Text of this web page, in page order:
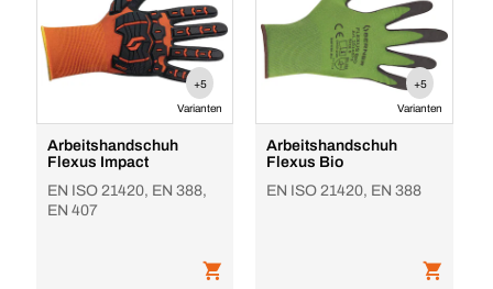
+5
Varianten
Arbeitshandschuh
Flexus Impact
EN ISO 21420, EN 388,
EN 407
+5
Varianten
Arbeitshandschuh
Flexus Bio
EN ISO 21420, EN 388